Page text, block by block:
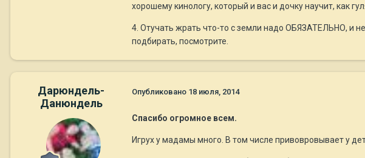
хорошему кинологу, который и вас и дочку научит, как
4. Отучать жрать что-то с земли надо ОБЯЗАТЕЛЬНО, и
подбирать, посмотрите.
Дарюндель-
Данюндель
Опубликовано 18 июля, 2014
Спасибо огромное всем.
Игрух у мадамы много. В том числе привовровывает у